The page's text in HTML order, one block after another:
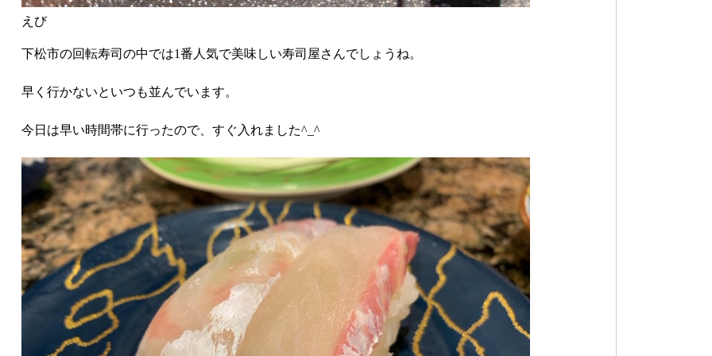
えび
下松市の回転寿司の中では1番人気で美味しい寿司屋さんでしょうね。
早く行かないといつも並んでいます。
今日は早い時間帯に行ったので、すぐ入れました^_^